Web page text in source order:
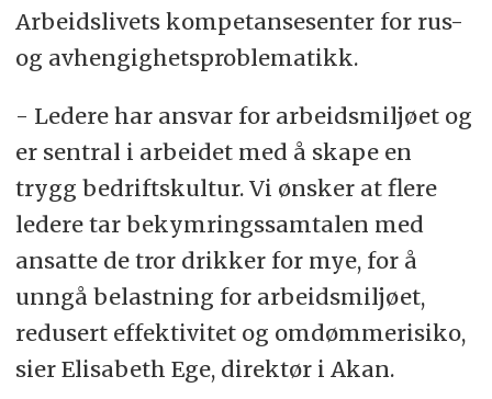
Arbeidslivets kompetansesenter for rus-
og avhengighetsproblematikk.
- Ledere har ansvar for arbeidsmiljøet og
er sentral i arbeidet med å skape en
trygg bedriftskultur. Vi ønsker at flere
ledere tar bekymringssamtalen med
ansatte de tror drikker for mye, for å
unngå belastning for arbeidsmiljøet,
redusert effektivitet og omdømmerisiko,
sier Elisabeth Ege, direktør i Akan.